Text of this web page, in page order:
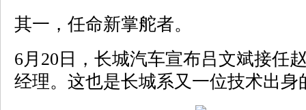
其一，任命新掌舵者。
6月20日，长城汽车宣布吕文斌接任
经理。这也是长城系又一位技术出身